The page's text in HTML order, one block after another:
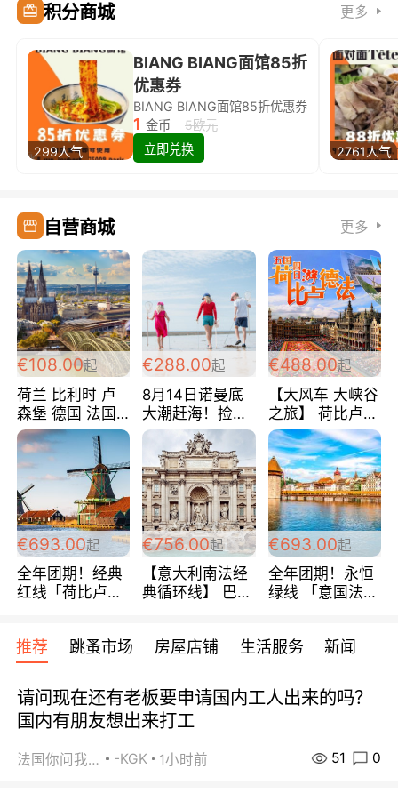
积分商城 更多
299人气
BIANG BIANG面馆85折
优惠券
BIANG BIANG面馆85折优惠券
1 金币
5欧元
立即兑换
2761人气
自营商城 更多
€108.00起
荷兰 比利时 卢
森堡 德国 法国
超爽玩遍西欧 循
环线 全程四星宾
馆 108欧/人/天
€288.00起
8月14日诺曼底
大潮赶海！捡海
鲜！轻轻松松海
边爽玩三日游
288欧/人
€488.00起
【大风车 大峡谷
之旅】 荷比卢德
法 巴黎上下 经
典五国四日游
488欧/人
€693.00起
全年团期！经典
红线「荷比卢德
天！巴黎上下！
包拼房~
€756.00起
【意大利南法经
典循环线】 巴黎
宾馆 108欧/天起
€693.00起
全年团期！永恒
绿线 「意国法
欧/天起 ~包拼房
推荐 跳蚤市场 房屋店铺 生活服务 新闻
请问现在还有老板要申请国内工人出来的吗？
国内有朋友想出来打工
法国你问我答 -KGK 1小时前 51 0